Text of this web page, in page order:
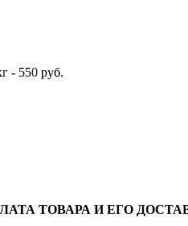
- 550 руб.
ТОВАРА И ЕГО